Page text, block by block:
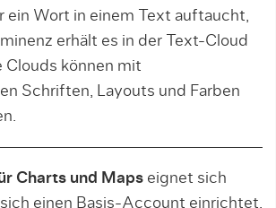
ein Wort in einem Text auftaucht,
erhält es in der Text-Cloud
Clouds können mit
Schriften, Layouts und Farben
Charts und Maps eignet sich
einen Basis-Account einrichtet,